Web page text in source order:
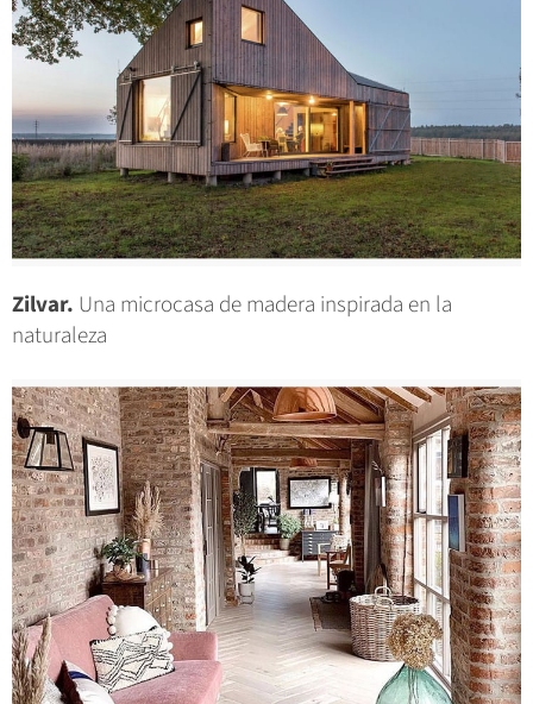
Zilvar. Una microcasa de madera inspirada en la
naturaleza